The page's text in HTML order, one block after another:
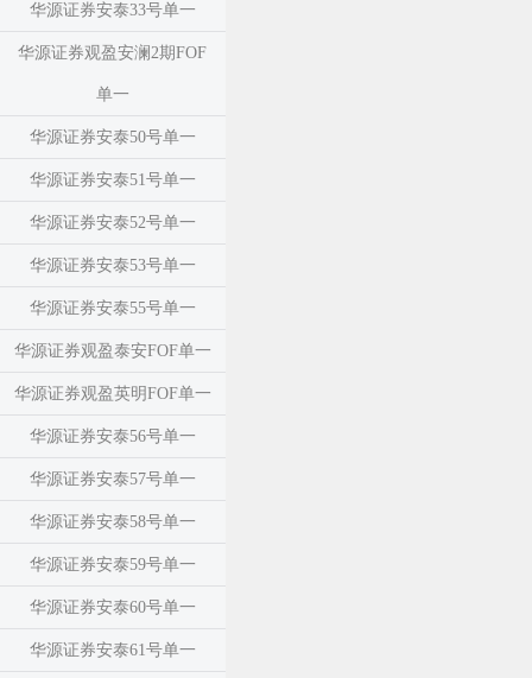
华源证券安泰33号单一
华源证券观盈安澜2期FOF
单一
华源证券安泰50号单一
华源证券安泰51号单一
华源证券安泰52号单一
华源证券安泰53号单一
华源证券安泰55号单一
华源证券观盈泰安FOF单一
华源证券观盈英明FOF单一
华源证券安泰56号单一
华源证券安泰57号单一
华源证券安泰58号单一
华源证券安泰59号单一
华源证券安泰60号单一
华源证券安泰61号单一